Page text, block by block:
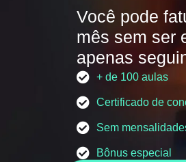
Você pode
mês sem ser
apenas
+ de 100 aulas
Certificado de
Sem
Bônus especial